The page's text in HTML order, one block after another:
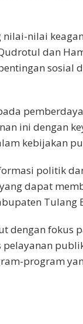
nilai
dan
sosial
ini dengan
kebijakan
politik
dapat
Tulang
dengan fokus
program